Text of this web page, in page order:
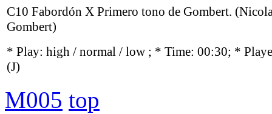
C10 Fabordón X Primero tono de Gombert.
Gombert)
* Play: high / normal / low ; * Time: 00:30; *
(J)
M005 top